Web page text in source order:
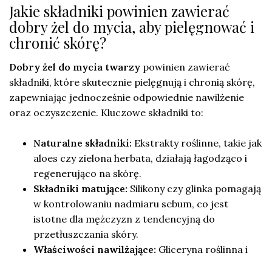
Jakie składniki powinien zawierać
dobry żel do mycia, aby pielęgnować i
chronić skórę?
Dobry żel do mycia twarzy powinien zawierać
składniki, które skutecznie pielęgnują i chronią skórę,
zapewniając jednocześnie odpowiednie nawilżenie
oraz oczyszczenie. Kluczowe składniki to:
Naturalne składniki: Ekstrakty roślinne, takie jak
aloes czy zielona herbata, działają łagodząco i
regenerująco na skórę.
Składniki matujące: Silikony czy glinka pomagają
w kontrolowaniu nadmiaru sebum, co jest
istotne dla mężczyzn z tendencyjną do
przetłuszczania skóry.
Właściwości nawilżające: Gliceryna roślinna i